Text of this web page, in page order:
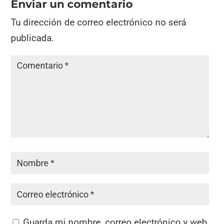
Enviar un comentario
Tu dirección de correo electrónico no será
publicada.